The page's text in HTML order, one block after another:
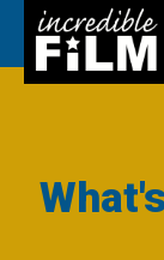
Film Production
In ontwikkeling
Producties
Bibliotheek
Contact